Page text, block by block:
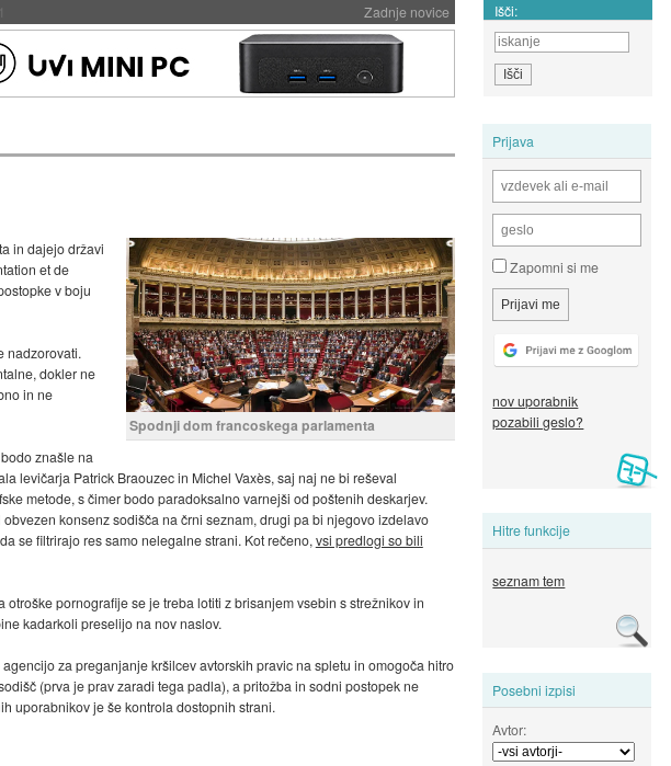
Zadnje novice Išči:
Prijava
Zapomni si me
nov uporabnik
pozabili geslo?
Hitre funkcije
seznam tem
Posebni izpisi
Avtor:
Spodnji dom francoskega parlamenta
in dajejo državi
et de
v boju
nadzorovati.
dokler ne
in ne
znašle na
levičarja Patrick Braouzec in Michel Vaxès, saj naj ne bi reševal
metode, s čimer bodo paradoksalno varnejši od poštenih deskarjev.
konsenz sodišča na črni seznam, drugi pa bi njegovo izdelavo
se filtrirajo res samo nelegalne strani. Kot rečeno, vsi predlogi so bili
pornografije se je treba lotiti z brisanjem vsebin s strežnikov in
kadarkoli preselijo na nov naslov.
za preganjanje kršilcev avtorskih pravic na spletu in omogoča hitro
(prva je prav zaradi tega padla), a pritožba in sodni postopek ne
uporabnikov je še kontrola dostopnih strani.